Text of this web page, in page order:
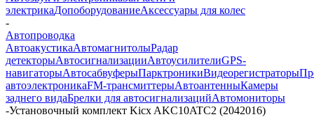
электрикаДопоборудованиеАксессуары для колес
-
Автопроводка
АвтоакустикаАвтомагнитолыРадар
детекторыАвтосигнализацииАвтоусилителиGPS-
навигаторыАвтосабвуферыПарктроникиВидеорегистраторы
автоэлектроникаFM-трансмиттерыАвтоантенныКамеры
заднего видаБрелки для автосигнализацийАвтомониторы
-Установочный комплект Kicx AKC10ATC2 (2042016)